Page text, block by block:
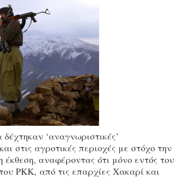
‘αναγνωριστικές’
στις αγροτικές περιοχές με στόχο την
αναφέροντας ότι μόνο εντός του
ΡΚΚ, από τις επαρχίες Χακαρί και